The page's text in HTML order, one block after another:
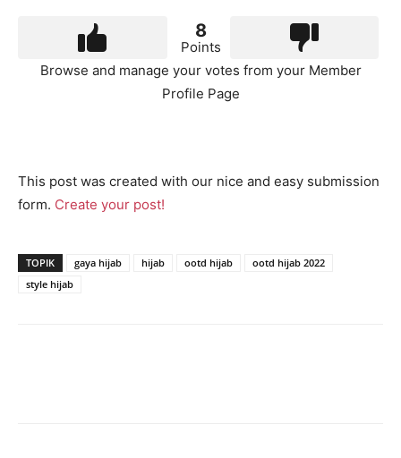
8
Points
Browse and manage your votes from your Member
Profile Page
This post was created with our nice and easy submission
form. Create your post!
TOPIK gaya hijab hijab ootd hijab
ootd hijab 2022
style hijab